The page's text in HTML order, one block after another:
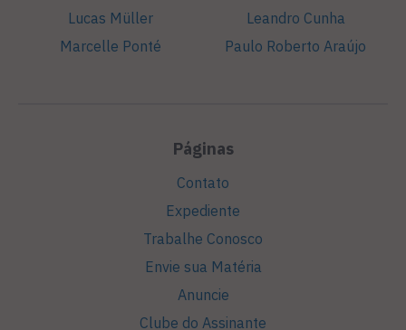
Lucas Müller
Marcelle Ponté
Leandro Cunha
Paulo Roberto Araújo
Páginas
Contato
Expediente
Trabalhe Conosco
Envie sua Matéria
Anuncie
Clube do Assinante